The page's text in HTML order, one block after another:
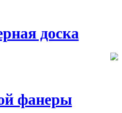
доска
фанеры